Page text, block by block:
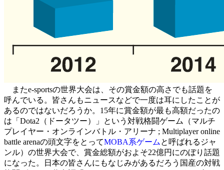
またe-sportsの世界大会は、その賞金額の高さでも話題を
呼んでいる。皆さんもニュースなどで一度は耳にしたことが
あるのではないだろうか。15年に賞金額が最も高額だったの
は「Dota2（ドータツー）」という対戦格闘ゲーム（マルチ
プレイヤー・オンラインバトル・アリーナ ; Multiplayer online
battle arenaの頭文字をとってMOBA系ゲーム と呼ばれるジャ
ンル）の世界大会で、賞金総額がおよそ22億円にのぼり話題
になった。日本の皆さんにもなじみがあるだろう国産の対戦